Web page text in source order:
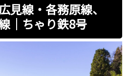
見線・各務原線、
｜ちゃり鉄8号